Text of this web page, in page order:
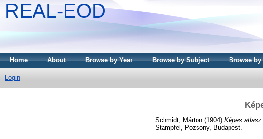
REAL-EOD
Home About Browse by Year Browse by Subject Browse by
Login
Schmidt, Márton (1904) Képes atlasz
Stampfel, Pozsony, Budapest.